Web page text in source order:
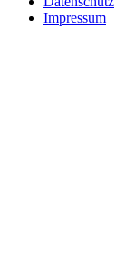
Impressum